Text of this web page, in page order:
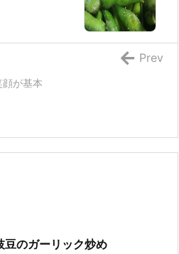
が基本
Prev
豆のガーリック炒め